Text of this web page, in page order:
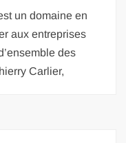
un domaine en
aux entreprises
des
Carlier,